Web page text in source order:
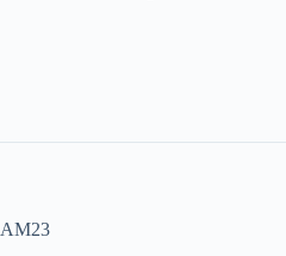
AM23